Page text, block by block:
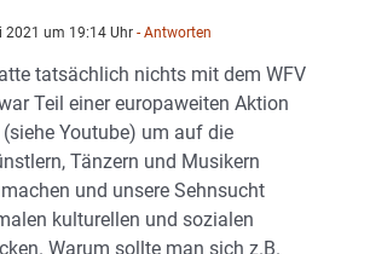
2021 um 19:14 Uhr - Antworten
tatsächlich nichts mit dem WFV
Teil einer europaweiten Aktion
(siehe Youtube) um auf die
Tänzern und Musikern
und unsere Sehnsucht
kulturellen und sozialen
Warum sollte man sich z.B.